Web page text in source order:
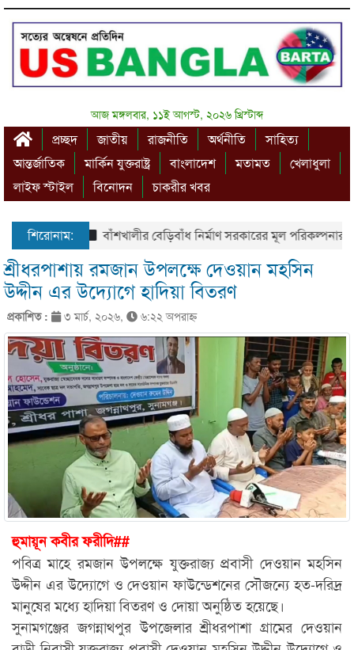
আজ মঙ্গলবার, ১১ই আগস্ট, ২০২৬ খ্রিস্টাব্দ
প্রচ্ছদ জাতীয় রাজনীতি অর্থনীতি
সাহিত্য
আন্তর্জাতিক
মার্কিন যুক্তরাষ্ট্র বাংলাদেশ মতামত
খেলাধুলা
লাইফ স্টাইল
বিনোদন চাকরীর খবর
শিরোনাম: বাঁশখালীর বেড়িবাঁধ নির্মাণ সরকারের মূল পরিকল্পনার অংশ –
শ্রীধরপাশায় রমজান উপলক্ষে দেওয়ান মহসিন
উদ্দীন এর উদ্যোগে হাদিয়া বিতরণ
প্রকাশিত : ৩ মার্চ, ২০২৬, ৬:২২ অপরাহ্ণ
হুমায়ূন কবীর ফরীদি##
পবিত্র মাহে রমজান উপলক্ষে যুক্তরাজ্য প্রবাসী দেওয়ান মহসিন
উদ্দীন এর উদ্যোগে ও দেওয়ান ফাউন্ডেশনের সৌজন্যে হত-দরিদ্র
মানুষের মধ্যে হাদিয়া বিতরণ ও দোয়া অনুষ্ঠিত হয়েছে।
সুনামগঞ্জের জগন্নাথপুর উপজেলার শ্রীধরপাশা গ্রামের দেওয়ান